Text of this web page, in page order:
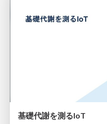
基礎代謝を測るIoT